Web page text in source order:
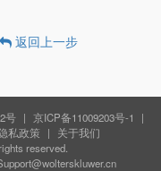
返回上一步
号 | 京ICP备11009203号-1
|
私政策 |
关于我们
reserved.